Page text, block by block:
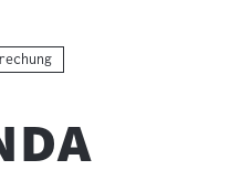
"